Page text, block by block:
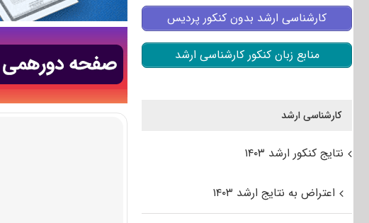
کارشناسی ارشد بدون کنکور پردیس
منابع زبان کنکور کارشناسی ارشد
کارشناسی ارشد
نتایج کنکور ارشد ۱۴۰۳
اعتراض به نتایج ارشد ۱۴۰۳